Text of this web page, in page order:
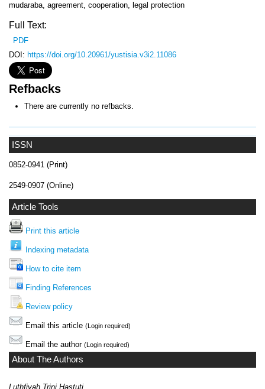
ISSN
0852-0941 (Print)
2549-0907 (Online)
Article Tools
Print this article
Indexing metadata
How to cite item
Finding References
Review policy
Email this article (Login required)
Email the author (Login required)
About The Authors
Luthfiyah Trini Hastuti
mudaraba, agreement, cooperation, legal protection
Full Text:
PDF
DOI: https://doi.org/10.20961/yustisia.v3i2.11086
Refbacks
There are currently no refbacks.